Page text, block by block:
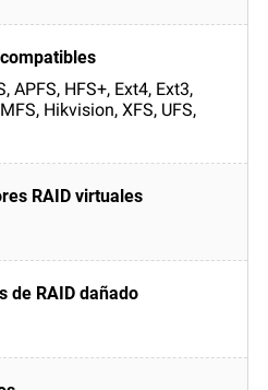
APFS, HFS+, Ext4, Ext3,
Hikvision, XFS, UFS,